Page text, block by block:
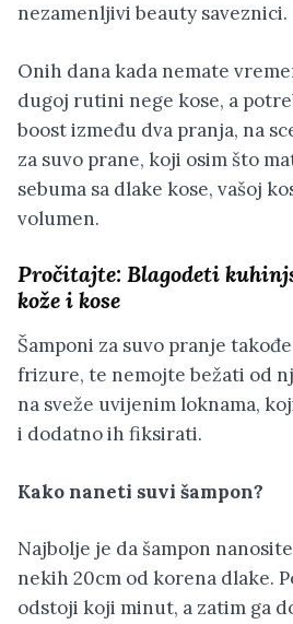
nezamenljivi beauty saveznici.
Onih dana kada nemate
dugoj rutini nege kose, a
boost između dva pranja, na
za suvo prane, koji osim što
sebuma sa dlake kose, vašoj
volumen.
Pročitajte: Blagodeti
kože i kose
Šamponi za suvo pranje
frizure, te nemojte bežati od
na sveže uvijenim loknama,
i dodatno ih fiksirati.
Kako naneti suvi šampon?
Najbolje je da šampon
nekih 20cm od korena dlake.
odstoji koji minut, a zatim ga